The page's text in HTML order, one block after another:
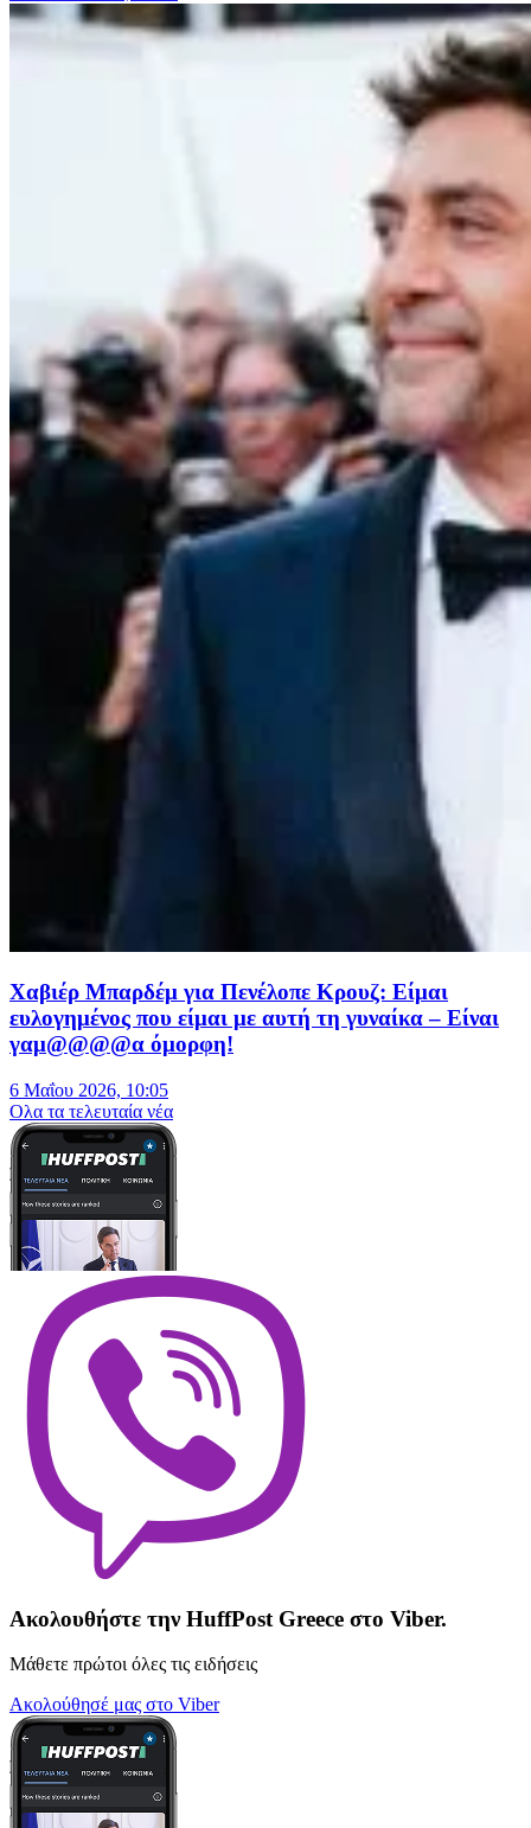
Χαβιέρ Μπαρδέμ για Πενέλοπε Κρουζ: Είμαι
ευλογημένος που είμαι με αυτή τη γυναίκα – Είναι
γαμ@@@@α όμορφη!
6 Μαΐου 2026, 10:05
Oλα τα τελευταία νέα
Ακολουθήστε την HuffPost Greece στο Viber.
Μάθετε πρώτοι όλες τις ειδήσεις
Ακολούθησέ μας στο Viber